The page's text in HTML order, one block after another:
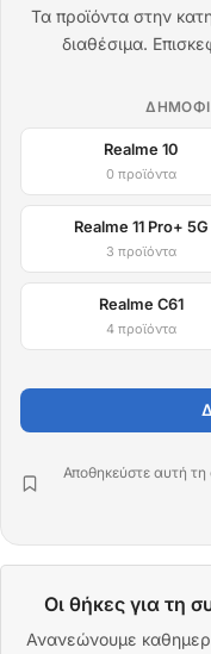
Τα προϊόντα στην
διαθέσιμα.
Realme 10
0 προϊόντα
Realme 11 Pro+ 5G
3 προϊόντα
Realme C61
4 προϊόντα
Αποθηκεύστε αυτή
Οι θήκες για τη
Ανανεώνουμε